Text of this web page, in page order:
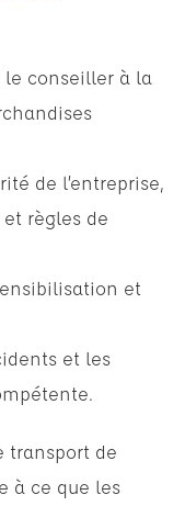
le conseiller à la
de l’entreprise,
règles de
et
et les
transport de
à ce que les